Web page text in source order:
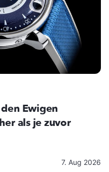
Ewigen
als je zuvor
7. Aug 2026